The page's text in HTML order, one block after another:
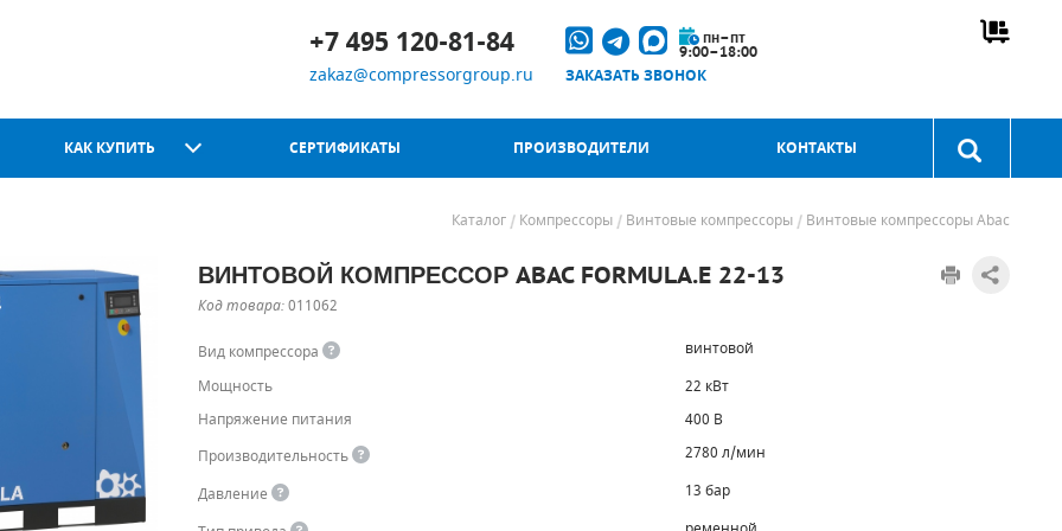
+7 495 120-81-84
zakaz@compressorgroup.ru
пн–пт
9:00–18:00
ЗАКАЗАТЬ ЗВОНОК
КАК КУПИТЬ СЕРТИФИКАТЫ ПРОИЗВОДИТЕЛИ КОНТАКТЫ
Каталог Компрессоры Винтовые компрессоры Винтовые компрессоры Abac
ВИНТОВОЙ КОМПРЕССОР ABAC FORMULA.E 22-13
Код товара:011062
Вид компрессора
винтовой
Мощность
22 кВт
Напряжение питания
400 В
Производительность
2780 л/мин
Давление
13 бар